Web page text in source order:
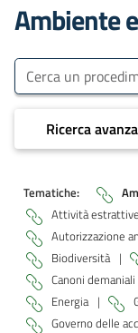
Ambiente
Bandi e
Cerca un
Ricerca
Tematiche:
Attività
Autorizzazione
Biodiversità |
Canoni demaniali
Energia |
Governo delle